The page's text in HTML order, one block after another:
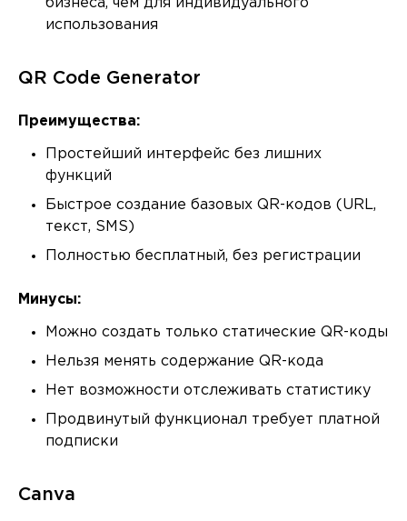
бизнеса, чем для индивидуального
использования
QR Code Generator
Преимущества:
Простейший интерфейс без лишних
функций
Быстрое создание базовых QR-кодов (URL,
текст, SMS)
Полностью бесплатный, без регистрации
Минусы:
Можно создать только статические QR-коды
Нельзя менять содержание QR-кода
Нет возможности отслеживать статистику
Продвинутый функционал требует платной
подписки
Canva